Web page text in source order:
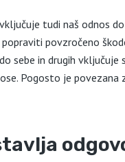
tudi naš odnos
povzročeno
sebe in drugih
Pogosto je povezana